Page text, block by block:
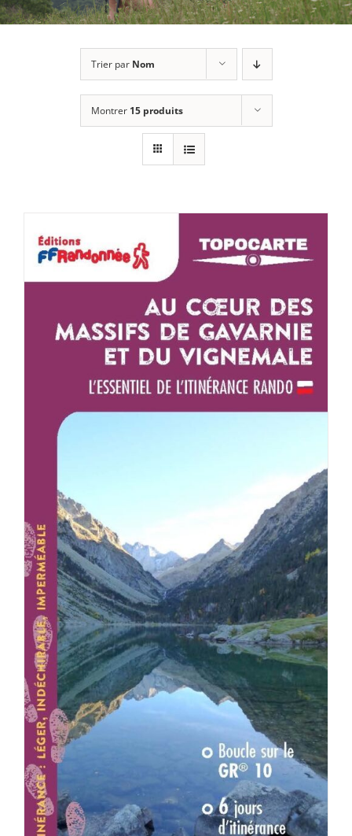
Trier par Nom
Montrer 15 produits
AJOUTER AU PANIER / DÉTAILS